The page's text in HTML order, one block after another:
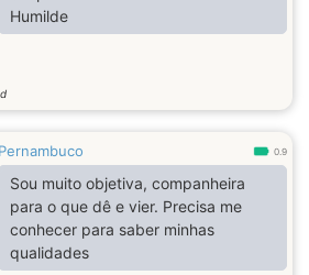
Humilde
Pernambuco 0.9
Sou muito objetiva, companheira
para o que dê e vier. Precisa me
conhecer para saber minhas
qualidades